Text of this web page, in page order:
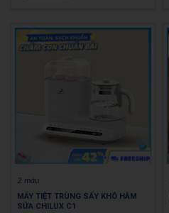
2 màu
MÁY TIỆT TRÙNG SẤY KHÔ HÂM
SỮA CHILUX C1